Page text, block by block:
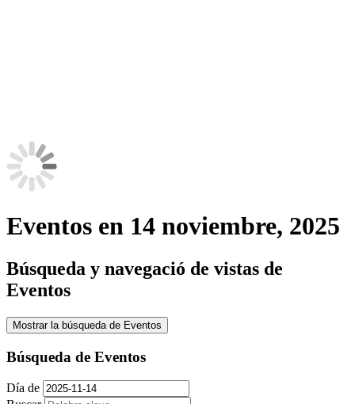
Eventos en 14 noviembre, 2025
Búsqueda y navegació de vistas de
Eventos
Mostrar la búsqueda de Eventos
Búsqueda de Eventos
Día de